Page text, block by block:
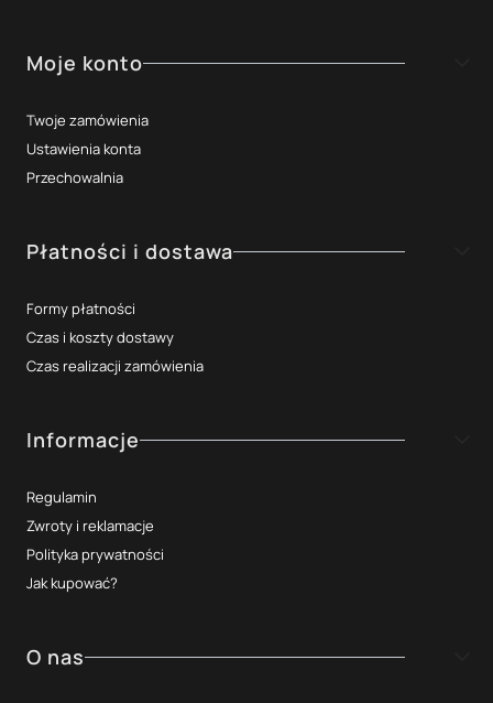
Moje konto
Twoje zamówienia
Ustawienia konta
Przechowalnia
Płatności i dostawa
Formy płatności
Czas i koszty dostawy
Czas realizacji zamówienia
Informacje
Regulamin
Zwroty i reklamacje
Polityka prywatności
Jak kupować?
O nas